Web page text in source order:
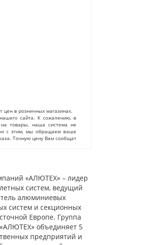
цен в розничных магазинах.
сайта. К сожалению, в
товары, наша система не
с этим, мы обращаем ваше
Точную цену Вам сообщат
«АЛЮТЕХ» – лидер
систем, ведущий
алюминиевых
систем и секционных
Европе. Группа
объединяет 5
предприятий и